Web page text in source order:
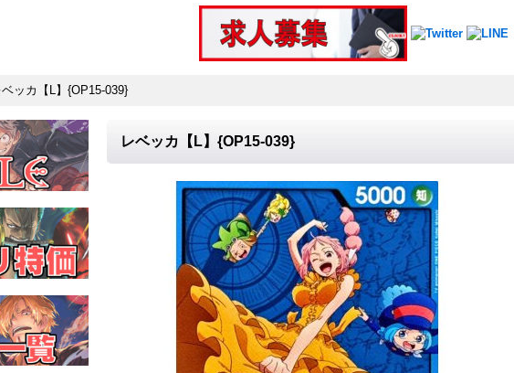
ベッカ【L】{OP15-039}
レベッカ【L】{OP15-039}